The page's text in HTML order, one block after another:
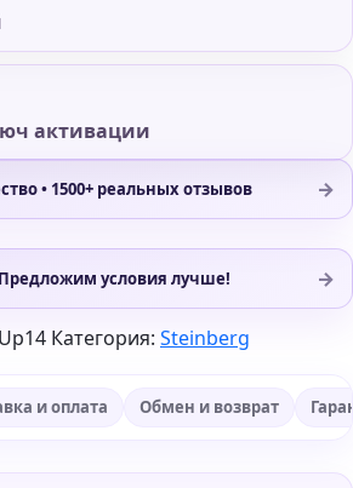
активации
• 1500+ реальных отзывов →
условия лучше! →
Категория: Steinberg
и оплата Обмен и возврат